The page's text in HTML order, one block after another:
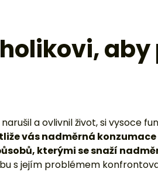
a ovlivnil život, si vysoce
vás nadměrná
kterými se snaží
s jejím problémem